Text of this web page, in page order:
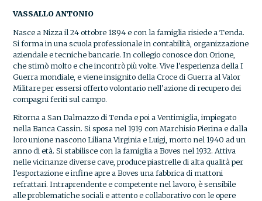
VASSALLO ANTONIO
Nasce a Nizza il 24 ottobre 1894 e con la famiglia risiede a Tenda.
Si forma in una scuola professionale in contabilità, organizzazione
aziendale e tecniche bancarie. In collegio conosce don Orione,
che stimò molto e che incontrò più volte. Vive l’esperienza della I
Guerra mondiale, e viene insignito della Croce di Guerra al Valor
Militare per essersi offerto volontario nell’azione di recupero dei
compagni feriti sul campo.
Ritorna a San Dalmazzo di Tenda e poi a Ventimiglia, impiegato
nella Banca Cassin. Si sposa nel 1919 con Marchisio Pierina e dalla
loro unione nascono Liliana Virginia e Luigi, morto nel 1940 ad un
anno di età. Si stabilisce con la famiglia a Boves nel 1932. Attiva
nelle vicinanze diverse cave, produce piastrelle di alta qualità per
l’esportazione e infine apre a Boves una fabbrica di mattoni
refrattari. Intraprendente e competente nel lavoro, è sensibile
alle problematiche sociali e attento e collaborativo con le opere